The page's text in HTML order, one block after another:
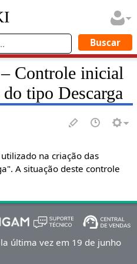
Controle inicial
tipo Descarga
na criação das
A situação deste controle
última vez em 19 de junho